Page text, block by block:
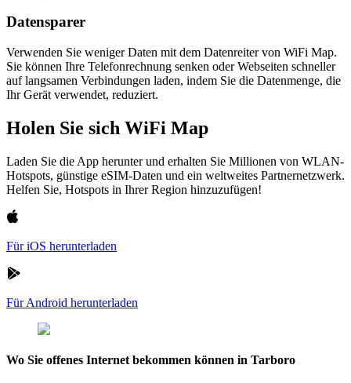
Datensparer
Verwenden Sie weniger Daten mit dem Datenreiter von WiFi Map.
Sie können Ihre Telefonrechnung senken oder Webseiten schneller
auf langsamen Verbindungen laden, indem Sie die Datenmenge, die
Ihr Gerät verwendet, reduziert.
Holen Sie sich WiFi Map
Laden Sie die App herunter und erhalten Sie Millionen von WLAN-
Hotspots, günstige eSIM-Daten und ein weltweites Partnernetzwerk.
Helfen Sie, Hotspots in Ihrer Region hinzuzufügen!
Für iOS herunterladen
Für Android herunterladen
Wo Sie offenes Internet bekommen können in Tarboro